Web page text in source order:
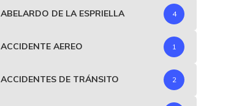
ABELARDO DE LA ESPRIELLA 4
ACCIDENTE AEREO 1
ACCIDENTES DE TRÁNSITO 2